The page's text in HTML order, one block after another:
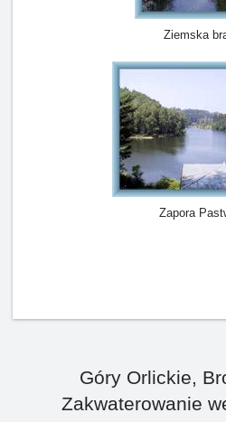
Ziemska
Zapora
Góry Orlickie,
Zakwaterowanie